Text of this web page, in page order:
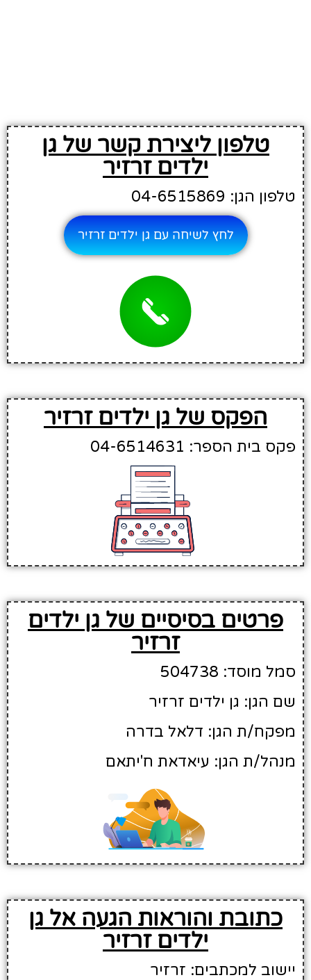
טלפון ליצירת קשר של גן
ילדים זרזיר
טלפון הגן: 04-6515869
לחץ לשיחה עם גן ילדים זרזיר
הפקס של גן ילדים זרזיר
פקס בית הספר: 04-6514631
פרטים בסיסיים של גן ילדים
זרזיר
סמל מוסד: 504738
שם הגן: גן ילדים זרזיר
מפקח/ת הגן: דלאל בדרה
מנהל/ת הגן: עיאדאת ח'יתאם
כתובת והוראות הגעה אל גן
ילדים זרזיר
יישוב למכתבים: זרזיר